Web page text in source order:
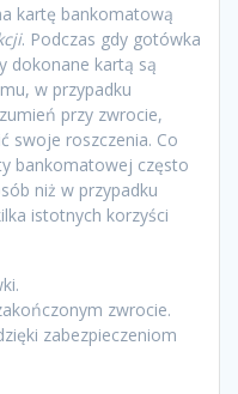
kartę bankomatową
. Podczas gdy gotówka
dokonane kartą są
w przypadku
przy zwrocie,
swoje roszczenia. Co
bankomatowej często
niż w przypadku
istotnych korzyści
zwrocie.
zabezpieczeniom